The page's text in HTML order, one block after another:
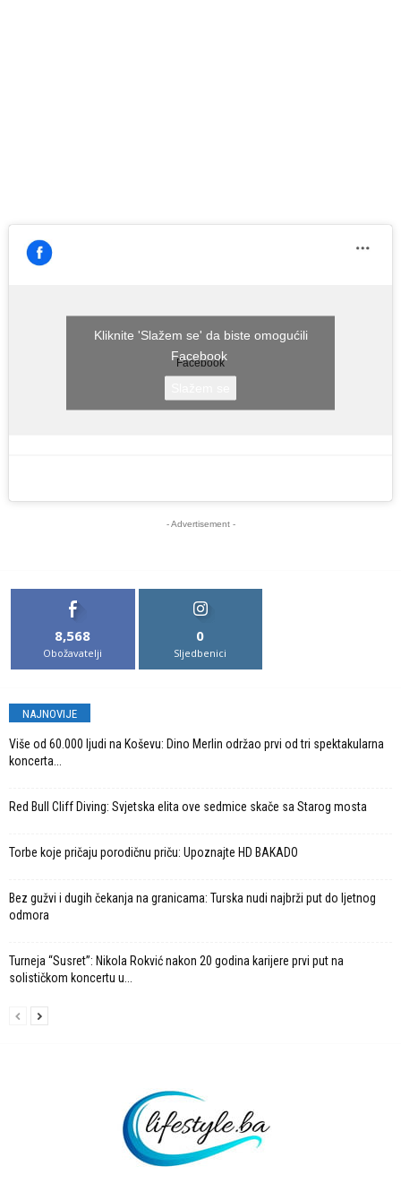
Facebook
Kliknite 'Slažem se' da biste omogućili
Facebook
- Advertisement -
8,568
Obožavatelji
0
Sljedbenici
NAJNOVIJE
Više od 60.000 ljudi na Koševu: Dino Merlin održao prvi od tri spektakularna
koncerta...
Red Bull Cliff Diving: Svjetska elita ove sedmice skače sa Starog mosta
Torbe koje pričaju porodičnu priču: Upoznajte HD BAKADO
Bez gužvi i dugih čekanja na granicama: Turska nudi najbrži put do ljetnog
odmora
Turneja “Susret”: Nikola Rokvić nakon 20 godina karijere prvi put na
solističkom koncertu u...